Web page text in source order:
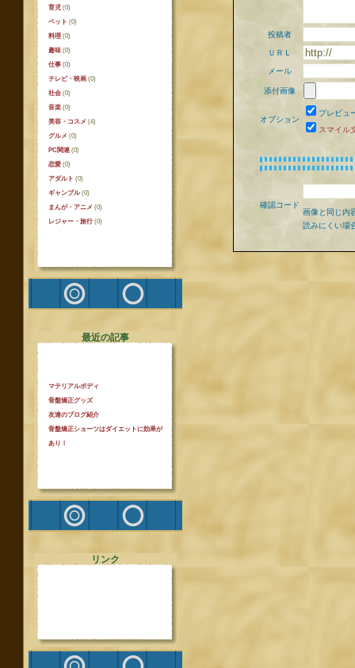
育児 (0)
ペット (0)
料理 (0)
趣味 (0)
仕事 (0)
テレビ・映画 (0)
社会 (0)
音楽 (0)
美容・コスメ (4)
グルメ (0)
PC関連 (0)
恋愛 (0)
アダルト (0)
ギャンブル(0)
まんが・アニメ (0)
レジャー・旅行 (0)
最近の記事
マテリアルボディ
骨盤矯正グッズ
友達のブログ紹介
骨盤矯正ショーツはダイエットに効果が
あり！
リンク
投稿者
ＵＲＬ
メール
添付画像
オプション
プレビュ
スマイル
確認コード
画像と同じ内
読みにくい場